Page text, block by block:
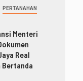
PERTANAHAN
Menteri
Real
Bertanda